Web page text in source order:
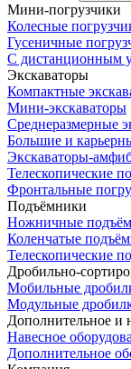
Мини-погрузчики
Колесные
Гусеничные
С дистанционным
Экскаваторы
Компактные
Мини-экскаваторы
Среднеразмерные
Большие и
Экскаваторы-
Телескопические
Фронтальные
Подъёмники
Ножничные
Коленчатые
Телескопические
Дробильно-
Мобильные
Модульные
Дополнительное и
Навесное
Дополнительное